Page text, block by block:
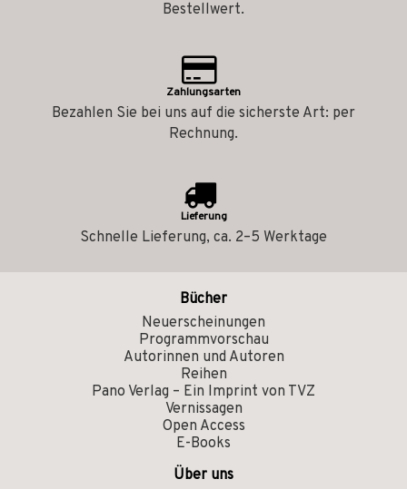
Bestellwert.
Zahlungsarten
Bezahlen Sie bei uns auf die sicherste Art: per
Rechnung.
Lieferung
Schnelle Lieferung, ca. 2–5 Werktage
Bücher
Neuerscheinungen
Programmvorschau
Autorinnen und Autoren
Reihen
Pano Verlag – Ein Imprint von TVZ
Vernissagen
Open Access
E-Books
Über uns